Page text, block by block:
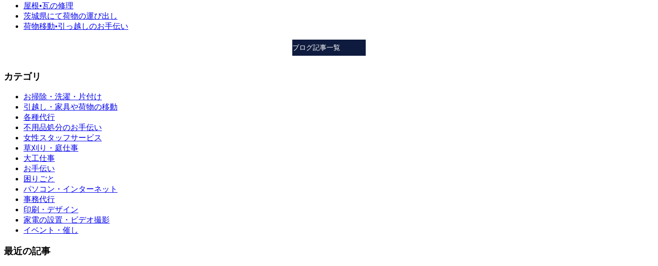
屋根•瓦の修理
茨城県にて荷物の運び出し
荷物移動•引っ越しのお手伝い
ブログ記事一覧
カテゴリ
お掃除・洗濯・片付け
引越し・家具や荷物の移動
各種代行
不用品処分のお手伝い
女性スタッフサービス
草刈り・庭仕事
大工仕事
お手伝い
困りごと
パソコン・インターネット
事務代行
印刷・デザイン
家電の設置・ビデオ撮影
イベント・催し
最近の記事